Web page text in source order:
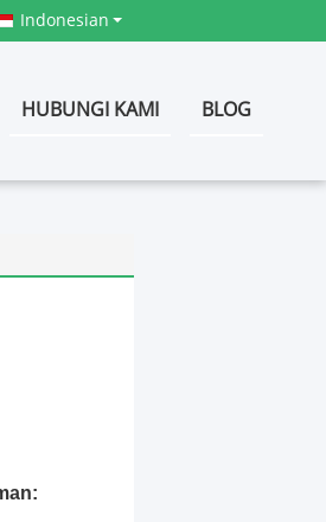
Indonesian
HUBUNGI KAMI BLOG